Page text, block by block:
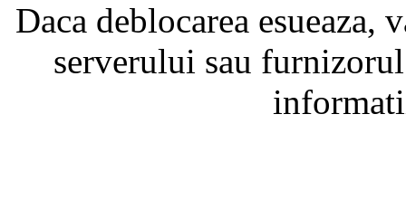
Daca deblocarea
serverului sau